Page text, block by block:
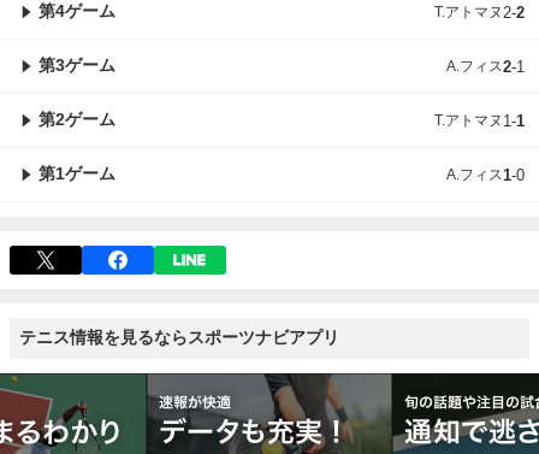
第4ゲーム T.アトマヌ 2-2
第3ゲーム A.フィス2-1
第2ゲーム T.アトマヌ 1-1
第1ゲーム A.フィス 1-0
テニス情報を見るならスポーツナビアプリ